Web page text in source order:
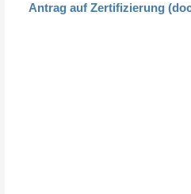
Antrag auf Zertifizierung